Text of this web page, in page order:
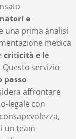
e
una prima analisi
medica
criticità e le
Questo servizio
passo
affrontare
legale con
un team